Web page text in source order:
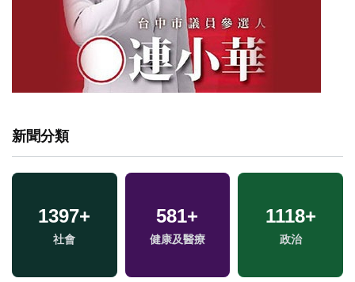
新聞分類
1397+
社會
581+
健康及醫療
1118+
政治